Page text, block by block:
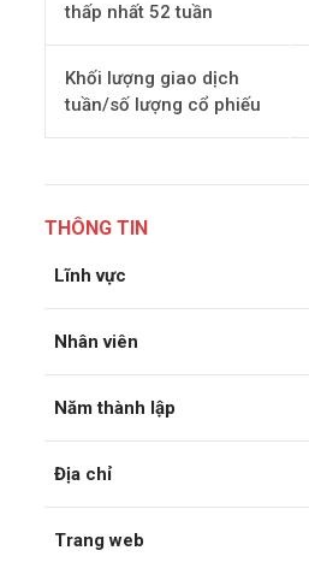
thấp nhất 52 tuần
Khối lượng giao dịch
tuần/số lượng cổ phiếu
THÔNG TIN
Lĩnh vực
Nhân viên
Năm thành lập
Địa chỉ
Trang web